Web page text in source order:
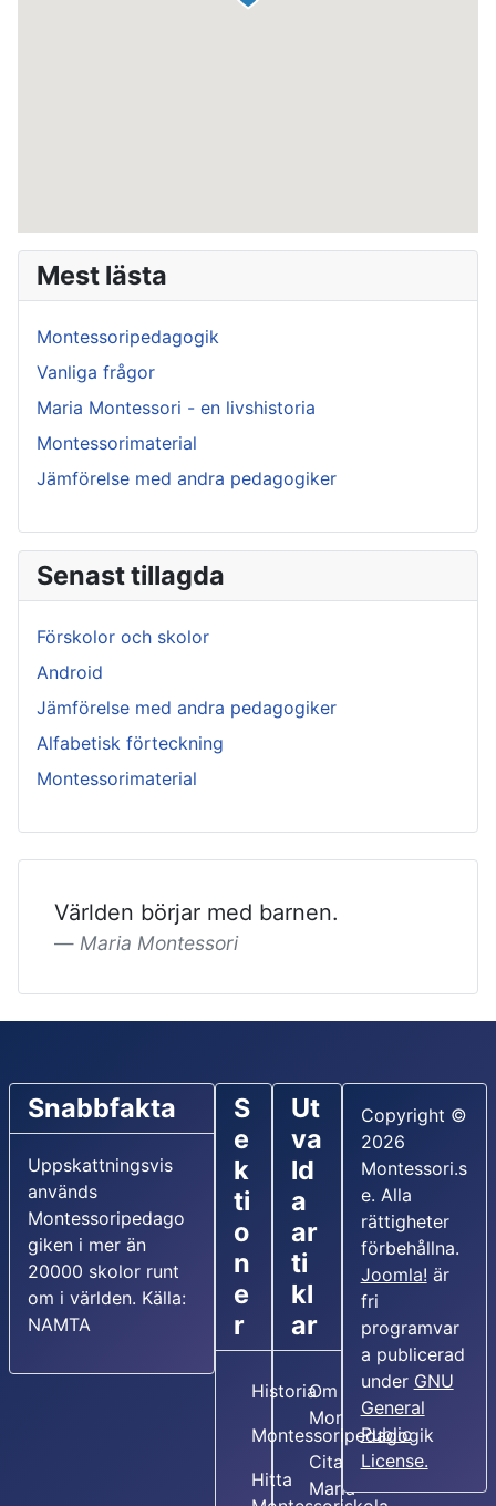
Mest lästa
Montessoripedagogik
Vanliga frågor
Maria Montessori - en livshistoria
Montessorimaterial
Jämförelse med andra pedagogiker
Senast tillagda
Förskolor och skolor
Android
Jämförelse med andra pedagogiker
Alfabetisk förteckning
Montessorimaterial
Världen börjar med barnen.
Maria Montessori
Snabbfakta
Uppskattningsvis
används
Montessoripedago
giken i mer än
20000 skolor runt
om i världen. Källa:
NAMTA
S
e
k
ti
o
n
e
r
Historia
Montessoripedagogik
Hitta
Ut
va
ld
a
ar
ti
kl
ar
Om Maria
Montessori
Citat av
Maria
Copyright ©
2026
Montessori.s
e. Alla
rättigheter
förbehållna.
Joomla! är
fri
programvar
a publicerad
under GNU
General
Public
License.